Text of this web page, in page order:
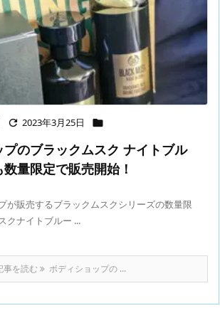
 2023年3月25日 
のブラックムスク ナイトブル
量限定で販売開始！
が販売するブラックムスクシリーズの数量限
クナイトブルー ...
事を読む ボディショップの ...